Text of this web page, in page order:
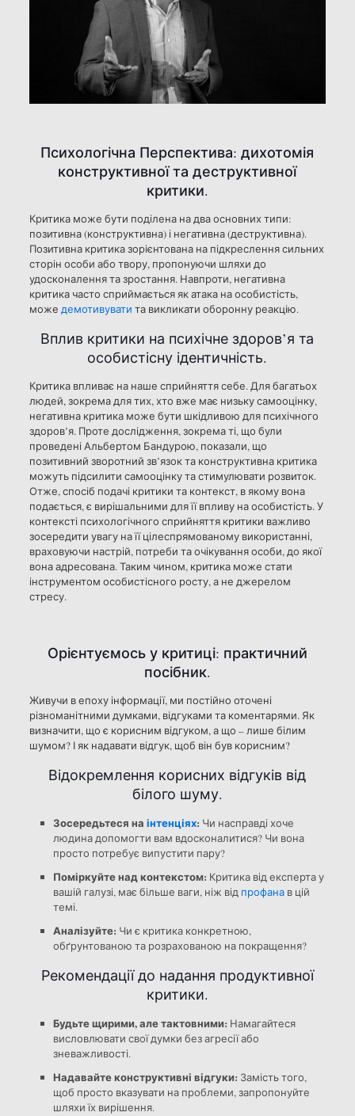
Психологічна Перспектива: дихотомія
конструктивної та деструктивної
критики.
Критика може бути поділена на два основних типи:
позитивна (конструктивна) і негативна (деструктивна).
Позитивна критика зорієнтована на підкреслення сильних
сторін особи або твору, пропонуючи шляхи до
удосконалення та зростання. Навпроти, негативна
критика часто сприймається як атака на особистість,
може демотивувати та викликати оборонну реакцію.
Вплив критики на психічне здоров’я та
особистісну ідентичність.
Критика впливає на наше сприйняття себе. Для багатьох
людей, зокрема для тих, хто вже має низьку самооцінку,
негативна критика може бути шкідливою для психічного
здоров’я. Проте дослідження, зокрема ті, що були
проведені Альбертом Бандурою, показали, що
позитивний зворотний зв’язок та конструктивна критика
можуть підсилити самооцінку та стимулювати розвиток.
Отже, спосіб подачі критики та контекст, в якому вона
подається, є вирішальними для її впливу на особистість. У
контексті психологічного сприйняття критики важливо
зосередити увагу на її цілеспрямованому використанні,
враховуючи настрій, потреби та очікування особи, до якої
вона адресована. Таким чином, критика може стати
інструментом особистісного росту, а не джерелом
стресу.
Орієнтуємось у критиці: практичний
посібник.
Живучи в епоху інформації, ми постійно оточені
різноманітними думками, відгуками та коментарями. Як
визначити, що є корисним відгуком, а що – лише білим
шумом? І як надавати відгук, щоб він був корисним?
Відокремлення корисних відгуків від
білого шуму.
Зосередьтеся на інтенціях: Чи насправді хоче
людина допомогти вам вдосконалитися? Чи вона
просто потребує випустити пару?
Поміркуйте над контекстом: Критика від експерта у
вашій галузі, має більше ваги, ніж від профанав цій
темі.
Аналізуйте: Чи є критика конкретною,
обґрунтованою та розрахованою на покращення?
Рекомендації до надання продуктивної
критики.
Будьте щирими, але тактовними: Намагайтеся
висловлювати свої думки без агресії або
зневажливості.
Надавайте конструктивні відгуки: Замість того,
щоб просто вказувати на проблеми, запропонуйте
шляхи їх вирішення.